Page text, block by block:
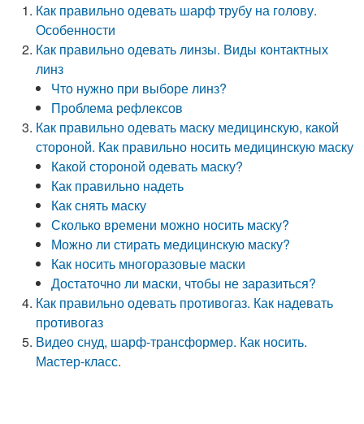
Как правильно одевать шарф трубу на голову.
Особенности
Как правильно одевать линзы. Виды контактных
линз
Что нужно при выборе линз?
Проблема рефлексов
Как правильно одевать маску медицинскую, какой
стороной. Как правильно носить медицинскую маску
Какой стороной одевать маску?
Как правильно надеть
Как снять маску
Сколько времени можно носить маску?
Можно ли стирать медицинскую маску?
Как носить многоразовые маски
Достаточно ли маски, чтобы не заразиться?
Как правильно одевать противогаз. Как надевать
противогаз
Видео снуд, шарф-трансформер. Как носить.
Мастер-класс.